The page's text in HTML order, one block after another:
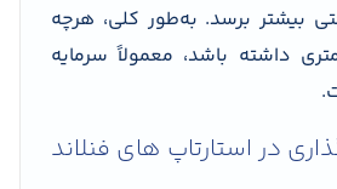
بیشتر برسد. به‌طور کلی، هرچه
داشته باشد، معمولاً سرمایه
در استارتاپ های فنلاند